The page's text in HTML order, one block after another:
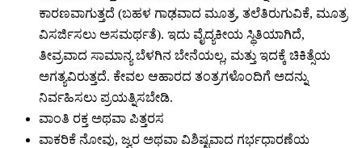
ಕಾರಣವಾಗುತ್ತದೆ (ಬಹಳ ಗಾಢವಾದ ಮೂತ್ರ, ತಲೆತಿರುಗುವಿಕೆ, ಮೂತ್ರ
ವಿಸರ್ಜಿಸಲು ಅಸಮರ್ಥತೆ). ಇದು ವೈದ್ಯಕೀಯ ಸ್ಥಿತಿಯಾಗಿದೆ,
ತೀವ್ರವಾದ ಸಾಮಾನ್ಯ ಬೆಳಗಿನ ಬೇನೆಯಲ್ಲ, ಮತ್ತು ಇದಕ್ಕೆ ಚಿಕಿತ್ಸೆಯ
ಅಗತ್ಯವಿರುತ್ತದೆ. ಕೇವಲ ಆಹಾರದ ತಂತ್ರಗಳೊಂದಿಗೆ ಅದನ್ನು
ನಿರ್ವಹಿಸಲು ಪ್ರಯತ್ನಿಸಬೇಡಿ.
ವಾಂತಿ ರಕ್ತ ಅಥವಾ ಪಿತ್ತರಸ
ವಾಕರಿಕೆ ನೋವು, ಜ್ವರ ಅಥವಾ ವಿಶಿಷ್ಟವಾದ ಗರ್ಭಧಾರಣೆಯ